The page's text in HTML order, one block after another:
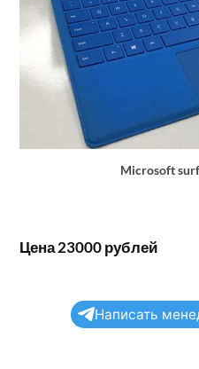
Microsoft
Цена 23000 рублей
Написать